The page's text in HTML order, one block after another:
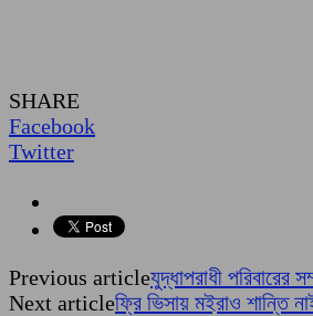
SHARE
Facebook
Twitter
Previous articleযুদ্ধাপরাধী পরিবারের
Next articleফ্রি ভিসায় মইরাও শান্তি